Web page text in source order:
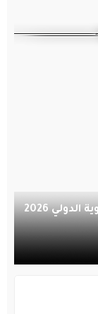
المملكة تستضيف أولمبياد العلوم النووية الدولي 2026